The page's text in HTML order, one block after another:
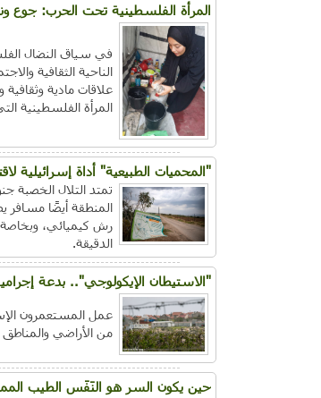
المرأة الفلسطينية تحت الحرب: جوع
في سياق النضال
الناحية الثقافية
علاقات مادية
المرأة الفلسطينية
"المحميات الطبيعية" أداة إسرائيلية
تمتد التلال الخصبة
المنطقة أيضًا مسافر
رش كيميائي، وبخاصة
الدقيقة.
"الاستيطان الإيكولوجي".. بدعة
عمل المستعمرون
من الأراضي والمناطق
حين يكون السر هو النَفَس الطيب